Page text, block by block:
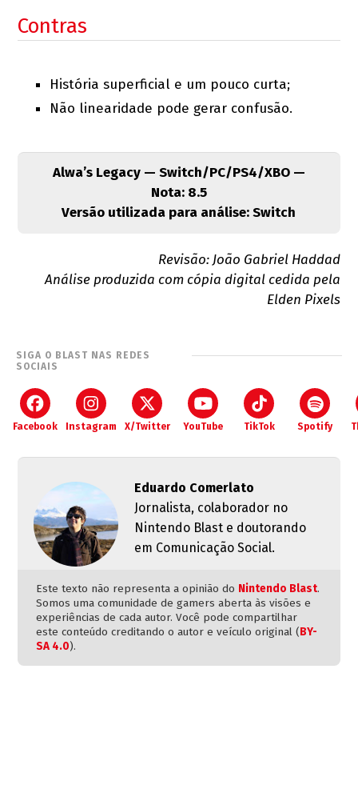
Contras
História superficial e um pouco curta;
Não linearidade pode gerar confusão.
Alwa’s Legacy — Switch/PC/PS4/XBO —
Nota: 8.5
Versão utilizada para análise: Switch
Revisão: João Gabriel Haddad
Análise produzida com cópia digital cedida pela
Elden Pixels
SIGA O BLAST NAS REDES
SOCIAIS
Facebook Instagram X/Twitter YouTube TikTok Spotify
Eduardo Comerlato
Jornalista, colaborador no
Nintendo Blast e doutorando
em Comunicação Social.
Este texto não representa a opinião do Nintendo Blast.
Somos uma comunidade de gamers aberta às visões e
experiências de cada autor. Você pode compartilhar
este conteúdo creditando o autor e veículo original (BY-
SA 4.0).